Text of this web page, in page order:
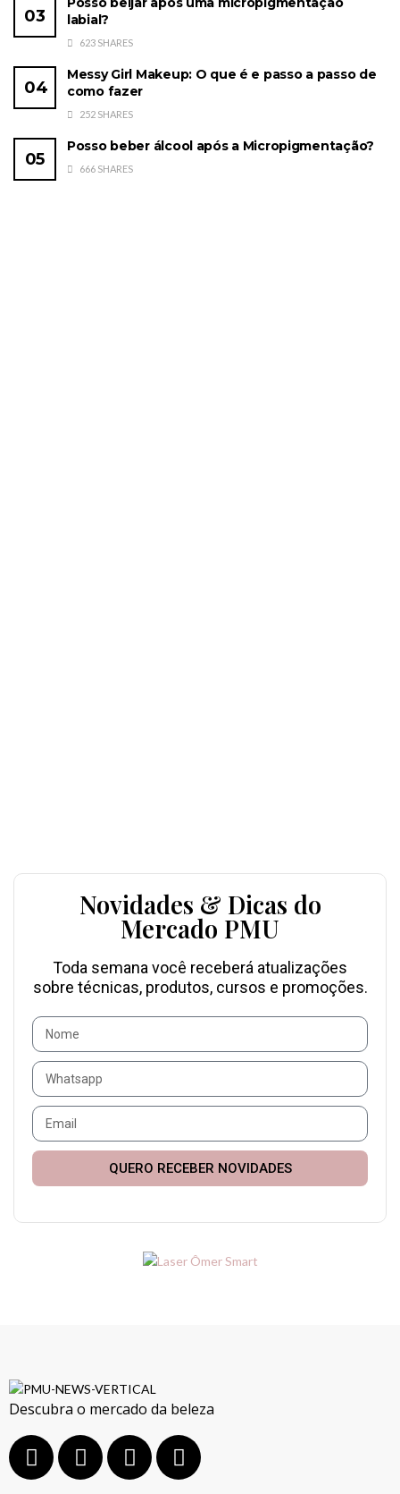
labial?
623 SHARES
Messy Girl Makeup: O que é e passo a passo de
como fazer
252 SHARES
Posso beber álcool após a Micropigmentação?
666 SHARES
Novidades & Dicas do
Mercado PMU
Toda semana você receberá atualizações
sobre técnicas, produtos, cursos e promoções.
QUERO RECEBER NOVIDADES
Descubra o mercado da beleza